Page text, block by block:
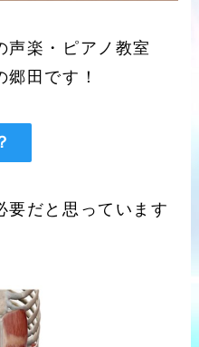
声楽・ピアノ教室
郷田です！
要だと思っています